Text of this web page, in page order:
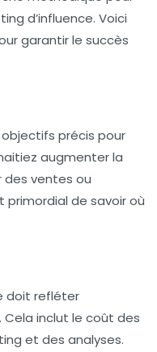
d’influence. Voici
garantir le succès
précis pour
augmenter la
ventes ou
de savoir où
doit refléter
Cela inclut le coût des
et des analyses.